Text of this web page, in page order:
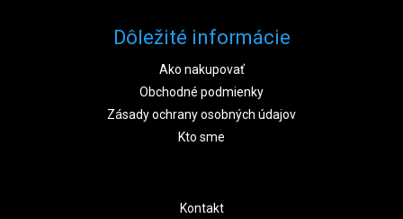
Dôležité informácie
Ako nakupovať
Obchodné podmienky
Zásady ochrany osobných údajov
Kto sme
Kontakt